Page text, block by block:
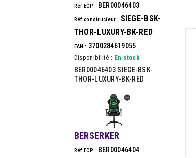
Réf ECP : BER00046403
Réf constructeur : SIEGE-BSK-
THOR-LUXURY-BK-RED
EAN : 3700284619055
Disponibilité : En stock
BER00046403 SIEGE-BSK-
THOR-LUXURY-BK-RED
BERSERKER
Réf ECP : BER00046404